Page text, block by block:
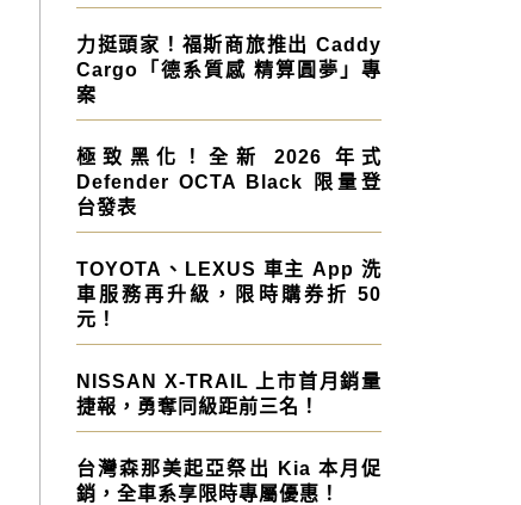
力挺頭家！福斯商旅推出 Caddy
Cargo「德系質感 精算圓夢」專
案
極致黑化！全新 2026 年式
Defender OCTA Black 限量登
台發表
TOYOTA、LEXUS 車主 App 洗
車服務再升級，限時購券折 50
元！
NISSAN X-TRAIL 上市首月銷量
捷報，勇奪同級距前三名！
台灣森那美起亞祭出 Kia 本月促
銷，全車系享限時專屬優惠！